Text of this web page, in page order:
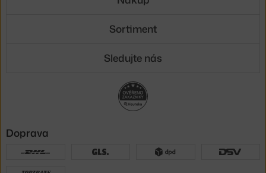
Sortiment
Sledujte nás
Doprava